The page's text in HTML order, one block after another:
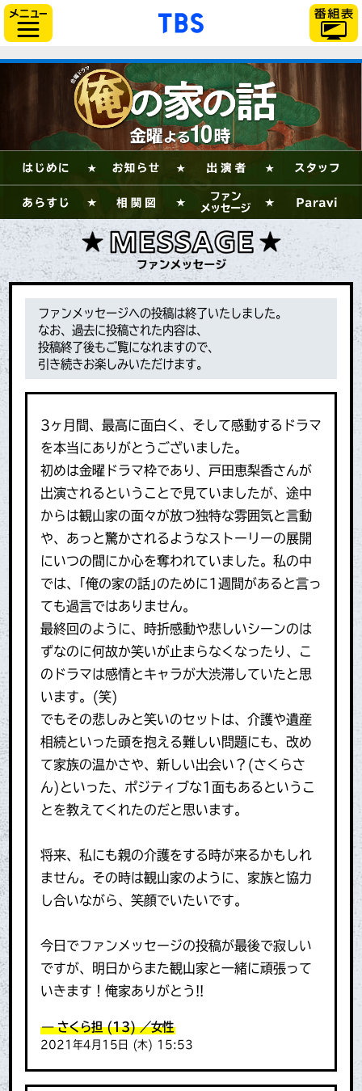
「TBSテレビ」トップ
ファンメッセージへの投稿は終了いたしました。
なお、過去に投稿された内容は、
投稿終了後もご覧になれますので、
引き続きお楽しみいただけます。
3ヶ月間、最高に面白く、そして感動するドラマ
を本当にありがとうございました。
初めは金曜ドラマ枠であり、戸田恵梨香さんが
出演されるということで見ていましたが、途中
からは観山家の面々が放つ独特な雰囲気と言動
や、あっと驚かされるようなストーリーの展開
にいつの間にか心を奪われていました。私の中
では、｢俺の家の話｣のために1週間があると言っ
ても過言ではありません。
最終回のように、時折感動や悲しいシーンのは
ずなのに何故か笑いが止まらなくなったり、こ
のドラマは感情とキャラが大渋滞していたと思
います。(笑)
でもその悲しみと笑いのセットは、介護や遺産
相続といった頭を抱える難しい問題にも、改め
て家族の温かさや、新しい出会い？(さくらさ
ん)といった、ポジティブな1面もあるというこ
とを教えてくれたのだと思います。
将来、私にも親の介護をする時が来るかもしれ
ません。その時は観山家のように、家族と協力
し合いながら、笑顔でいたいです。
今日でファンメッセージの投稿が最後で寂しい
ですが、明日からまた観山家と一緒に頑張って
いきます！俺家ありがとう!!
さくら担(13)／女性
2021年4月15日 (木) 15:53